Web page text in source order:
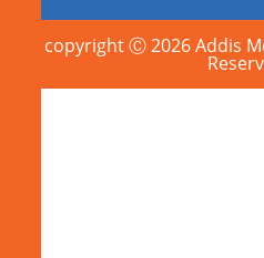
copyright Ⓒ 2026 Addis